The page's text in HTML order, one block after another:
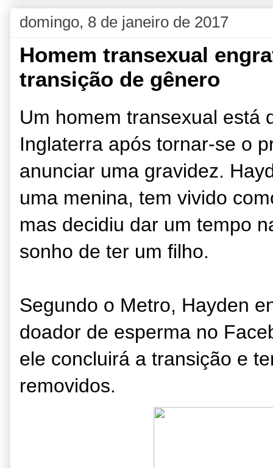
domingo, 8 de janeiro de 2017
Homem transexual
transição de gênero
Um homem transexual está
Inglaterra após tornar-se o
anunciar uma gravidez.
uma menina, tem vivido
mas decidiu dar um tempo
sonho de ter um filho.
Segundo o Metro, Hayden
doador de esperma no
ele concluirá a transição e
removidos.